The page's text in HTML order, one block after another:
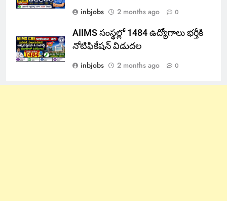
inbjobs
2 months ago 0
AIIMS సంస్థల్లో 1484 ఉద్యోగాలు భర్తీకి
నోటిఫికేషన్ విడుదల
inbjobs
2 months ago 0